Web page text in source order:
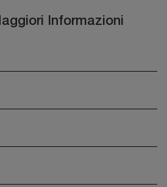
Informazioni